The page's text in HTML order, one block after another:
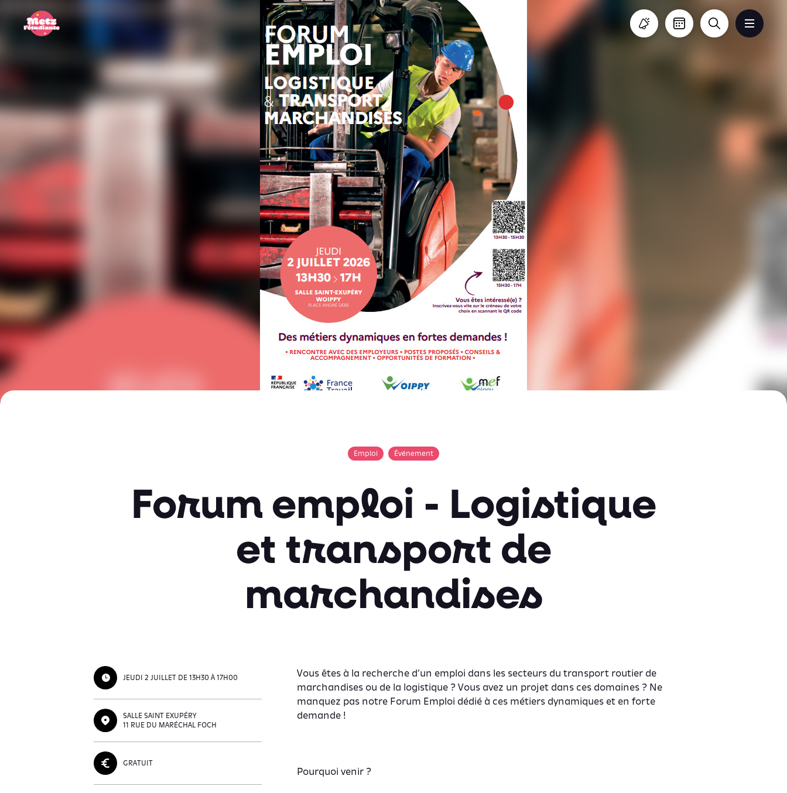
Emploi Événement
Forum emploi - Logistique
et transport de
marchandises
JEUDI 2 JUILLET DE 13H30 À 17H00
SALLE SAINT EXUPÉRY
11 RUE DU MARÉCHAL FOCH
GRATUIT
Vous êtes à la recherche d’un emploi dans les secteurs du transport routier de
marchandises ou de la logistique ? Vous avez un projet dans ces domaines ? Ne
manquez pas notre Forum Emploi dédié à ces métiers dynamiques et en forte
demande !
Pourquoi venir ?